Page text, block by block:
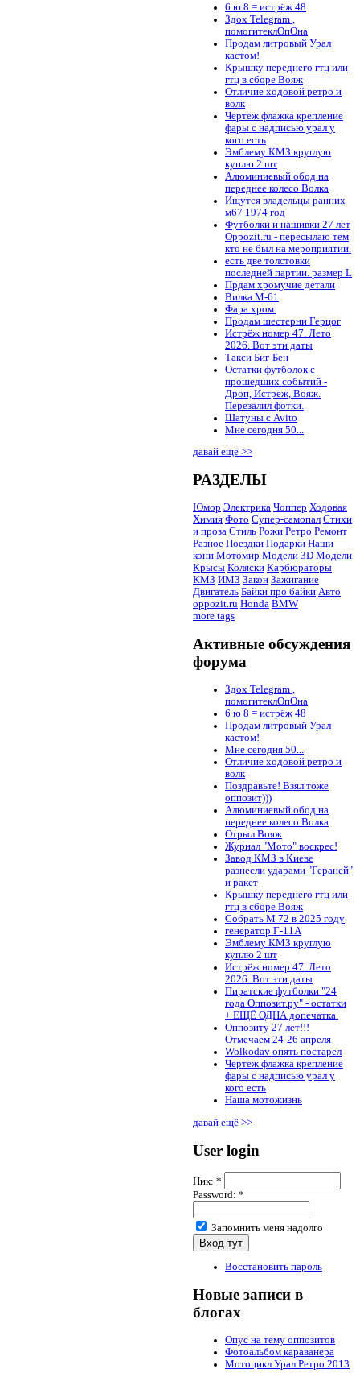
6 ю 8 = истрёж 48
Здох Telegram ,
помогитеклОпОна
Продам литровый Урал
кастом!
Крышку переднего гтц или
гтц в сборе Вояж
Отличие ходовой ретро и
волк
Чертеж флажка крепление
фары с надписью урал у
кого есть
Эмблему КМЗ круглую
куплю 2 шт
Алюминиевый обод на
переднее колесо Волка
Ищутся владельцы ранних
м67 1974 год
Футболки и нашивки 27 лет
Oppozit.ru - пересылаю тем
кто не был на мероприятии.
есть две толстовки
последней партии. размер L
Прдам хромучие детали
Вилка М-61
Фара хром.
Продам шестерни Герцог
Истрёж номер 47. Лето
2026. Вот эти даты
Такси Биг-Бен
Остатки футболок с
прошедших событий -
Дроп, Истрёж, Вояж.
Перезалил фотки.
Шатуны с Avito
Мне сегодня 50...
давай ещё >>
РАЗДЕЛЫ
Юмор Электрика Чоппер Ходовая
Химия Фото Супер-самопал Стихи
и проза Стиль Рожи Ретро Ремонт
Разное Поездки Подарки Наши
кони Мотомир Модели 3D Модели
Крысы Коляски Карбюраторы
КМЗ ИМЗ Закон Зажигание
Двигатель Байки про байки Авто
oppozit.ru Honda BMW
more tags
Активные обсуждения
форума
Здох Telegram ,
помогитеклОпОна
6 ю 8 = истрёж 48
Продам литровый Урал
кастом!
Мне сегодня 50...
Отличие ходовой ретро и
волк
Поздравьте! Взял тоже
оппозит)))
Алюминиевый обод на
переднее колесо Волка
Отрыл Вояж
Журнал "Мото" воскрес!
Завод КМЗ в Киеве
разнесли ударами "Гераней"
и ракет
Крышку переднего гтц или
гтц в сборе Вояж
Собрать М 72 в 2025 году
генератор Г-11А
Эмблему КМЗ круглую
куплю 2 шт
Истрёж номер 47. Лето
2026. Вот эти даты
Пиратские футболки "24
года Оппозит.ру" - остатки
+ ЕЩЁ ОДНА допечатка.
Оппозиту 27 лет!!!
Отмечаем 24-26 апреля
Wolkodav опять постарел
Чертеж флажка крепление
фары с надписью урал у
кого есть
Наша мотожизнь
давай ещё >>
User login
Ник: *
Password: *
Запомнить меня надолго
Восстановить пароль
Новые записи в
блогах
Опус на тему оппозитов
Фотоальбом караванера
Мотоцикл Урал Ретро 2013